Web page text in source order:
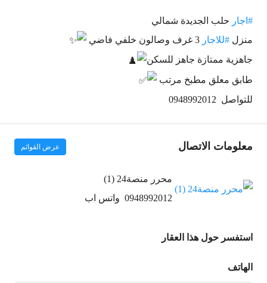
#اجار حلب الجديدة شمالي
منزل #للاجار
جاهزية ممتازة جاهز للسكن
طابق معلق مطبخ مرتب
للتواصل 0948992012
معلومات الاتصال عرض القوائم
محرر منصة24 (1)
0948992012 واتس اب
استفسر حول هذا العقار
الهاتف